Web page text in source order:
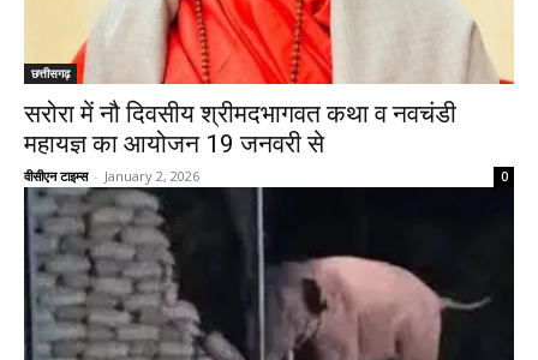
छत्तीसगढ़
सरोरा में नौ दिवसीय श्रीमदभागवत कथा व नवचंडी
महायज्ञ का आयोजन 19 जनवरी से
वीसीएन टाइम्स - January 2, 2026 0